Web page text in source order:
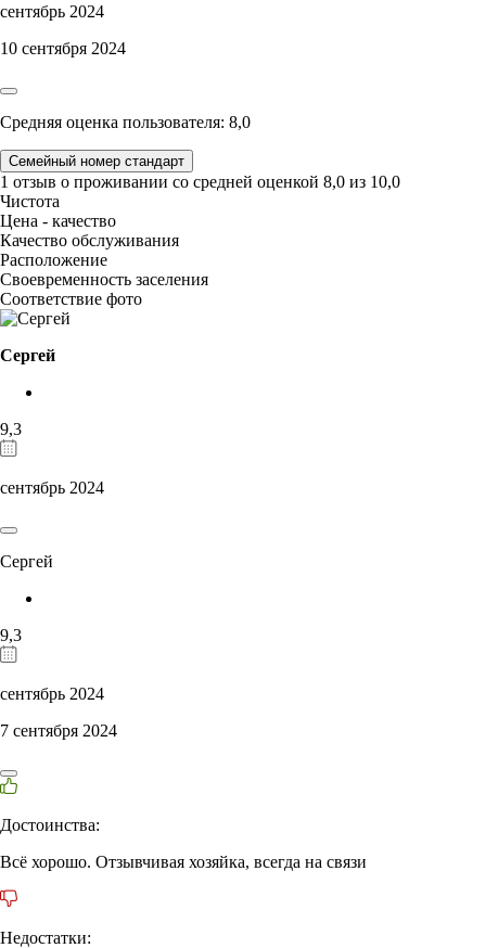
сентябрь 2024
10 сентября 2024
Средняя оценка пользователя: 8,0
Семейный номер стандарт
1 отзыв о проживании со средней оценкой 8,0 из 10,0
Чистота
Цена - качество
Качество обслуживания
Расположение
Своевременность заселения
Соответствие фото
Сергей
9,3
сентябрь 2024
Сергей
9,3
сентябрь 2024
7 сентября 2024
Достоинства:
Всё хорошо. Отзывчивая хозяйка, всегда на связи
Недостатки: